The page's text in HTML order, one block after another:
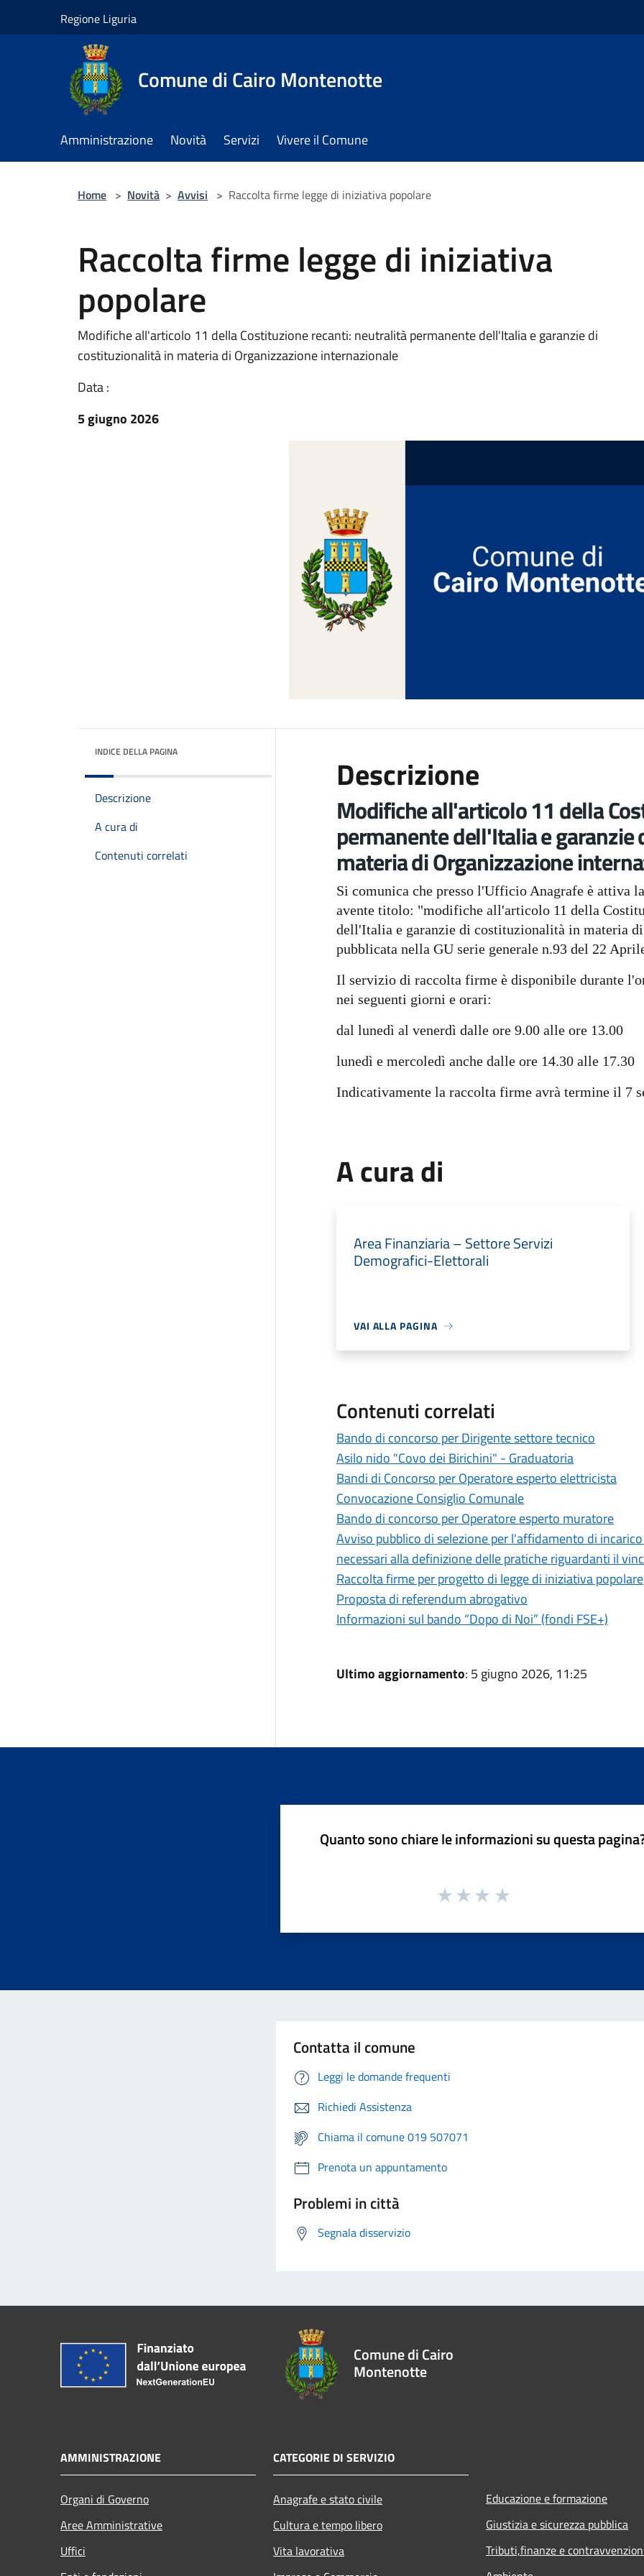
Regione Liguria
Comune di Cairo Montenotte
Amministrazione Novità Servizi Vivere il Comune
Home > Novità > Avvisi > Raccolta firme legge di iniziativa popolare
Raccolta firme legge di iniziativa
popolare
Modifiche all'articolo 11 della Costituzione recanti: neutralità permanente dell'Italia e garanzie di
costituzionalità in materia di Organizzazione internazionale
Data :
5 giugno 2026
INDICE DELLA PAGINA
Descrizione
A cura di
Contenuti correlati
Descrizione
Modifiche all'articolo 11 della
permanente dell'Italia e
materia di Organizzazione
Si comunica che presso l'Ufficio Anagrafe è attiva
avente titolo: "modifiche all'articolo 11 della
dell'Italia e garanzie di costituzionalità in materia
pubblicata nella GU serie generale n.93 del 22
Il servizio di raccolta firme è disponibile durante
nei seguenti giorni e orari:
dal lunedì al venerdì dalle ore 9.00 alle ore 13.00
lunedì e mercoledì anche dalle ore 14.30 alle 17.30
Indicativamente la raccolta firme avrà termine il 7
A cura di
Area Finanziaria – Settore Servizi
Demografici-Elettorali
VAI ALLA PAGINA
Contenuti correlati
Bando di concorso per Dirigente settore tecnico
Asilo nido "Covo dei Birichini" - Graduatoria
Bandi di Concorso per Operatore esperto elettricista
Convocazione Consiglio Comunale
Bando di concorso per Operatore esperto muratore
Avviso pubblico di selezione per l'affidamento di
necessari alla definizione delle pratiche riguardanti il
Raccolta firme per progetto di legge di iniziativa popolare
Proposta di referendum abrogativo
Informazioni sul bando “Dopo di Noi” (fondi FSE+)
Ultimo aggiornamento: 5 giugno 2026, 11:25
Quanto sono chiare le informazioni su questa
Contatta il comune
Leggi le domande frequenti
Richiedi Assistenza
Chiama il comune 019 507071
Prenota un appuntamento
Problemi in città
Segnala disservizio
Comune di Cairo
Montenotte
AMMINISTRAZIONE
Organi di Governo
Aree Amministrative
Uffici
CATEGORIE DI SERVIZIO
Anagrafe e stato civile
Cultura e tempo libero
Vita lavorativa
Educazione e formazione
Giustizia e sicurezza pubblica
Tributi,finanze e